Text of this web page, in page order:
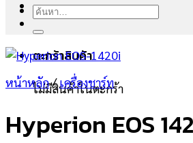
ตะกร้าสินค้า
ไม่มีสินค้าในตะกร้า
ค้นหา:
หน้าหลัก/ เครื่องชาร์ท
Hyperion EOS